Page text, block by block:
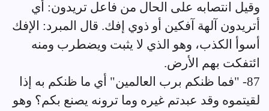
وقيل انتصابه على الحال من فاعل تريدون: أي
أتريدون آلهة آفكين أو ذوي إفك. قال المبرد: الإفك
أسوأ الكذب، وهو الذي لا يثبت ويضطرب ومنه
ائتفكت بهم الأرض.
87- "فما ظنكم برب العالمين" أي ما ظنكم به إذا
لقيتموه وقد عبدتم غيره وما ترونه يصنع بكم؟ وهو